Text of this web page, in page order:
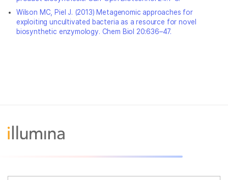
Wilson MC, Piel J. (2013) Metagenomic approaches for
exploiting uncultivated bacteria as a resource for novel
biosynthetic enzymology. Chem Biol 20:636–47.